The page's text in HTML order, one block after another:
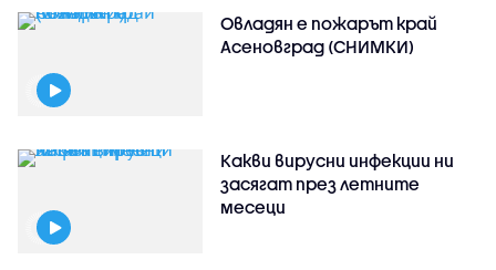
Овладян е пожарът край
Асеновград (СНИМКИ)
Какви вирусни инфекции ни
засягат през летните
месеци